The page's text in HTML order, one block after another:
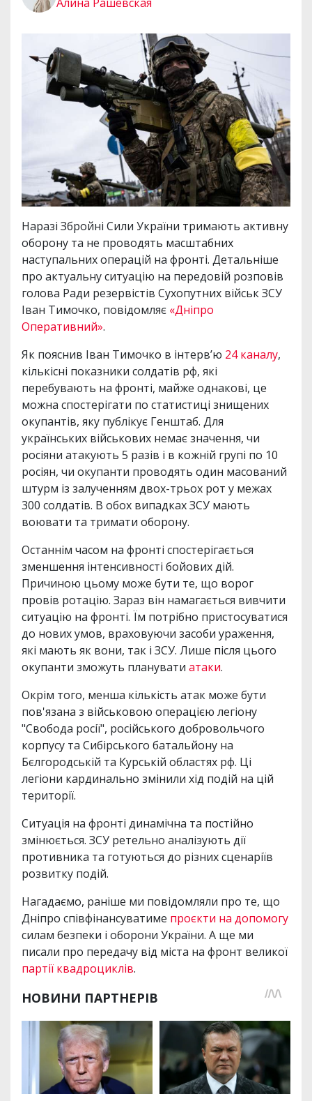
Алина Рашевская
Наразі Збройні Сили України тримають активну
оборону та не проводять масштабних
наступальних операцій на фронті. Детальніше
про актуальну ситуацію на передовій розповів
голова Ради резервістів Сухопутних військ ЗСУ
Іван Тимочко, повідомляє «Дніпро
Оперативний».
Як пояснив Іван Тимочко в інтерв’ю 24 каналу,
кількісні показники солдатів рф, які
перебувають на фронті, майже однакові, це
можна спостерігати по статистиці знищених
окупантів, яку публікує Генштаб. Для
українських військових немає значення, чи
росіяни атакують 5 разів і в кожній групі по 10
росіян, чи окупанти проводять один масований
штурм із залученням двох-трьох рот у межах
300 солдатів. В обох випадках ЗСУ мають
воювати та тримати оборону.
Останнім часом на фронті спостерігається
зменшення інтенсивності бойових дій.
Причиною цьому може бути те, що ворог
провів ротацію. Зараз він намагається вивчити
ситуацію на фронті. Їм потрібно пристосуватися
до нових умов, враховуючи засоби ураження,
які мають як вони, так і ЗСУ. Лише після цього
окупанти зможуть планувати атаки.
Окрім того, менша кількість атак може бути
пов'язана з військовою операцією легіону
"Свобода росії", російського добровольчого
корпусу та Сибірського батальйону на
Бєлгородській та Курській областях рф. Ці
легіони кардинально змінили хід подій на цій
території.
Ситуація на фронті динамічна та постійно
змінюється. ЗСУ ретельно аналізують дії
противника та готуються до різних сценаріїв
розвитку подій.
Нагадаємо, раніше ми повідомляли про те, що
Дніпро співфінансуватиме проєкти на допомогу
силам безпеки і оборони України. А ще ми
писали про передачу від міста на фронт великої
партії квадроциклів.